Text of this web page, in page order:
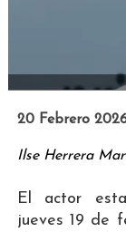
20 Febrero
Ilse Herrera
El actor
jueves 19 de